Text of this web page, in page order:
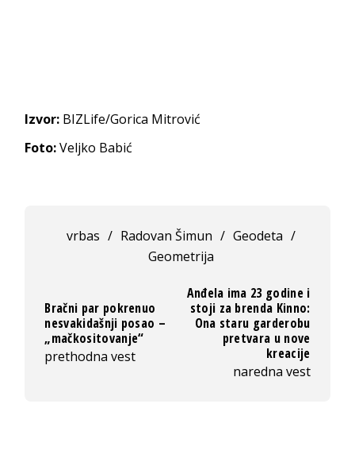
Izvor: BIZLife/Gorica Mitrović
Foto:Veljko Babić
vrbas / Radovan Šimun / Geodeta /
Geometrija
Bračni par pokrenuo
nesvakidašnji posao –
„mačkositovanje“
prethodna vest
Anđela ima 23 godine i
stoji za brenda Kinno:
Ona staru garderobu
pretvara u nove
kreacije
naredna vest